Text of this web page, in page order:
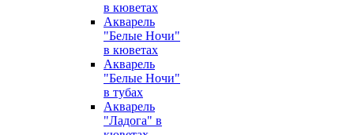
в кюветах
Акварель
"Белые Ночи"
в кюветах
Акварель
"Белые Ночи"
в тубах
Акварель
"Ладога" в